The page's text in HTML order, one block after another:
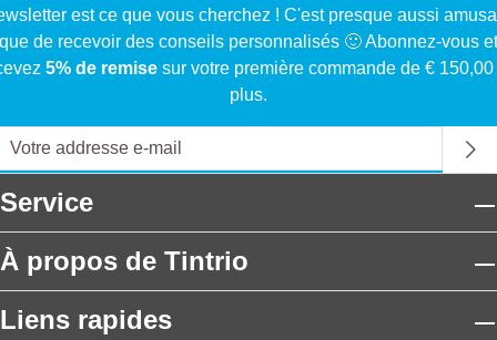
est ce que vous cherchez ! C'est presque aussi
que de recevoir des conseils personnalisés 🙂 Abonnez-vous et
5% de remise sur votre première commande de € 150,00
plus.
Service
À propos de Tintrio
Liens rapides